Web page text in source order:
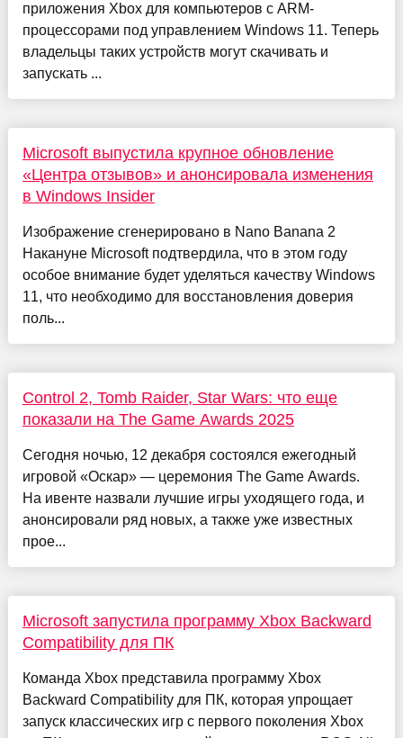
приложения Xbox для компьютеров с ARM-
процессорами под управлением Windows 11. Теперь
владельцы таких устройств могут скачивать и
запускать ...
Microsoft выпустила крупное обновление
«Центра отзывов» и анонсировала изменения
в Windows Insider
Изображение сгенерировано в Nano Banana 2
Накануне Microsoft подтвердила, что в этом году
особое внимание будет уделяться качеству Windows
11, что необходимо для восстановления доверия
поль...
Control 2, Tomb Raider, Star Wars: что еще
показали на The Game Awards 2025
Сегодня ночью, 12 декабря состоялся ежегодный
игровой «Оскар» — церемония The Game Awards.
На ивенте назвали лучшие игры уходящего года, и
анонсировали ряд новых, а также уже известных
прое...
Microsoft запустила программу Xbox Backward
Compatibility для ПК
Команда Xbox представила программу Xbox
Backward Compatibility для ПК, которая упрощает
запуск классических игр с первого поколения Xbox